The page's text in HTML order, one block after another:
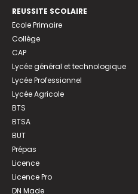
REUSSITE SCOLAIRE
Ecole Primaire
Collège
CAP
Lycée général et technologique
Lycée Professionnel
Lycée Agricole
BTS
BTSA
BUT
Prépas
Licence
Licence Pro
DN Made